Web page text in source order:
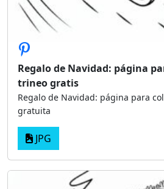
Regalo de Navidad: página
trineo gratis
Regalo de Navidad: página para
gratuita
JPG